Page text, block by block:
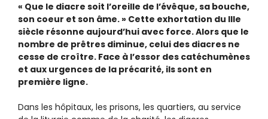
« Que le diacre soit l’oreille de l’évêque, sa bouche,
son coeur et son âme. » Cette exhortation du IIIe
siècle résonne aujourd’hui avec force. Alors que le
nombre de prêtres diminue, celui des diacres ne
cesse de croître. Face à l’essor des catéchumènes
et aux urgences de la précarité, ils sont en
première ligne.
Dans les hôpitaux, les prisons, les quartiers, au service